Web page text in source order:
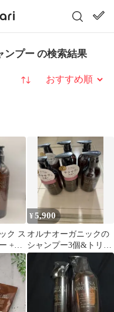
ンプー の検索結果
並び替え
ク ス
+ボ
¥5,900
オルナオーガニックの
シャンプー3個&トリー
トメント3個